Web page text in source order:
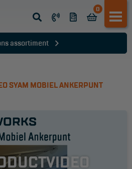
0
assortiment
SYAM MOBIEL ANKERPUNT